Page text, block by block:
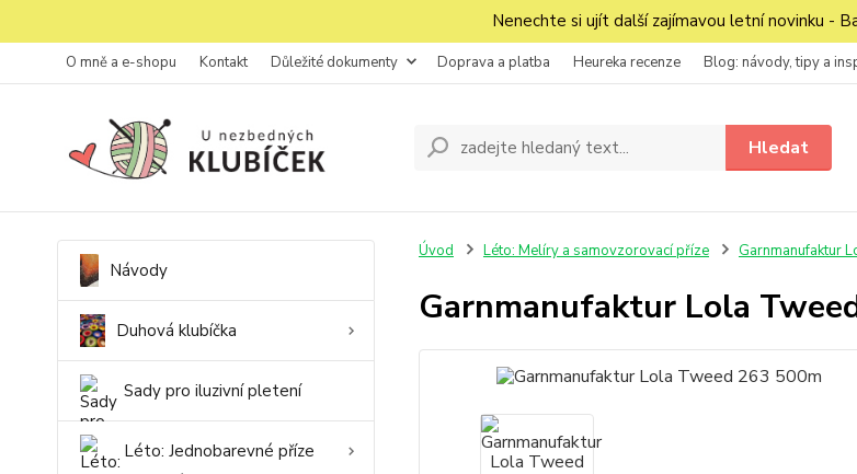
Nenechte si ujít další zajímavou letní novinku -
O mně a e-shopu Kontakt Důležité dokumenty Doprava a platba Heureka recenze Blog: návody, tipy a
Hledat
Návody
Duhová klubíčka
Sady pro iluzivní pletení
Léto: Jednobarevné příze
Úvod Léto: Melíry a samovzorovací příze Garnmanufaktur
Garnmanufaktur Lola